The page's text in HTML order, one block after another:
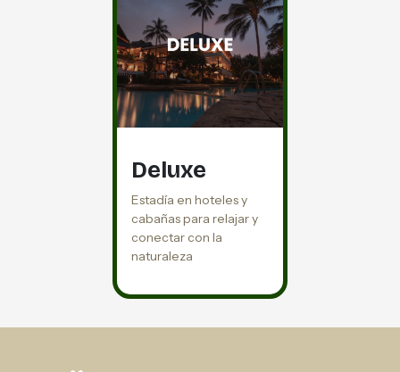
Deluxe
Estadía en hoteles y
cabañas para relajar y
conectar con la
naturaleza